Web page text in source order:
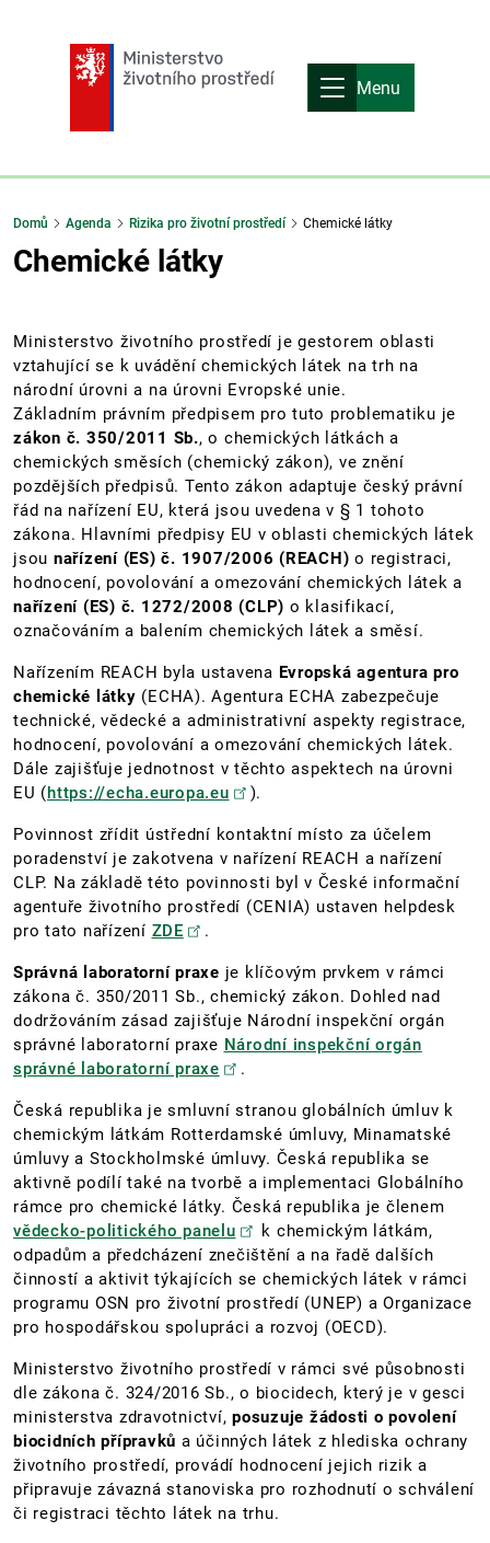
Menu
Domů Agenda Rizika pro životní prostředí Chemické látky
Chemické látky
Ministerstvo životního prostředí je gestorem oblasti
vztahující se k uvádění chemických látek na trh na
národní úrovni a na úrovni Evropské unie.
Základním právním předpisem pro tuto problematiku je
zákon č. 350/2011 Sb., o chemických látkách a
chemických směsích (chemický zákon), ve znění
pozdějších předpisů. Tento zákon adaptuje český právní
řád na nařízení EU, která jsou uvedena v § 1 tohoto
zákona. Hlavními předpisy EU v oblasti chemických látek
jsou nařízení (ES) č. 1907/2006 (REACH) o registraci,
hodnocení, povolování a omezování chemických látek a
nařízení (ES) č. 1272/2008 (CLP) o klasifikací,
označováním a balením chemických látek a směsí.
Nařízením REACH byla ustavena Evropská agentura pro
chemické látky (ECHA). Agentura ECHA zabezpečuje
technické, vědecké a administrativní aspekty registrace,
hodnocení, povolování a omezování chemických látek.
Dále zajišťuje jednotnost v těchto aspektech na úrovni
EU (https://echa.europa.eu ).
Povinnost zřídit ústřední kontaktní místo za účelem
poradenství je zakotvena v nařízení REACH a nařízení
CLP. Na základě této povinnosti byl v České informační
agentuře životního prostředí (CENIA) ustaven helpdesk
pro tato nařízení ZDE .
Správná laboratorní praxe je klíčovým prvkem v rámci
zákona č. 350/2011 Sb., chemický zákon. Dohled nad
dodržováním zásad zajišťuje Národní inspekční orgán
správné laboratorní praxe Národní inspekční orgán
správné laboratorní praxe
.
Česká republika je smluvní stranou globálních úmluv k
chemickým látkám Rotterdamské úmluvy, Minamatské
úmluvy a Stockholmské úmluvy. Česká republika se
aktivně podílí také na tvorbě a implementaci Globálního
rámce pro chemické látky. Česká republika je členem
vědecko-politického panelu
k chemickým látkám,
odpadům a předcházení znečištění a na řadě dalších
činností a aktivit týkajících se chemických látek v rámci
programu OSN pro životní prostředí (UNEP) a Organizace
pro hospodářskou spolupráci a rozvoj (OECD).
Ministerstvo životního prostředí v rámci své působnosti
dle zákona č. 324/2016 Sb., o biocidech, který je v gesci
ministerstva zdravotnictví, posuzuje žádosti o povolení
biocidních přípravků a účinných látek z hlediska ochrany
životního prostředí, provádí hodnocení jejich rizik a
připravuje závazná stanoviska pro rozhodnutí o schválení
či registraci těchto látek na trhu.